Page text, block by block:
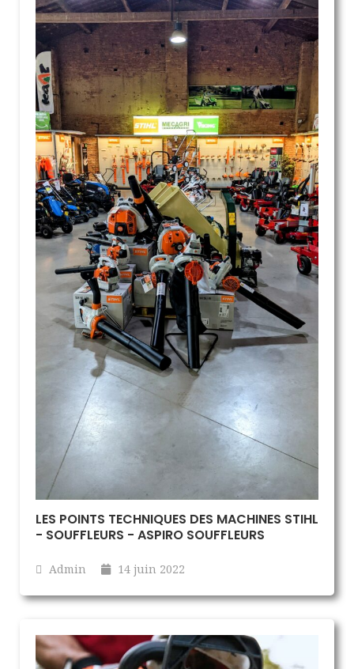
LES POINTS TECHNIQUES DES MACHINES STIHL
- SOUFFLEURS - ASPIRO SOUFFLEURS
Admin 14 juin 2022